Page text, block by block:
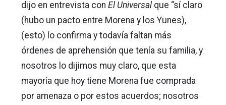
dijo en entrevista con El Universalque “sí claro
(hubo un pacto entre Morena y los Yunes),
(esto) lo confirma y todavía faltan más
órdenes de aprehensión que tenía su familia, y
nosotros lo dijimos muy claro, que esta
mayoría que hoy tiene Morena fue comprada
por amenaza o por estos acuerdos; nosotros